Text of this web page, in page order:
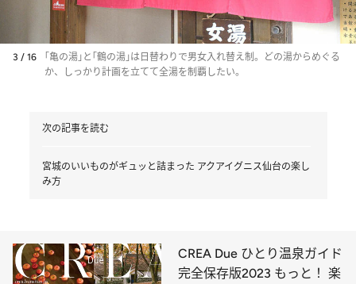
3 / 16
｢亀の湯｣と｢鶴の湯｣は日替わりで男女入れ替え制。どの湯からめぐる
か、しっかり計画を立てて全湯を制覇したい。
次の記事を読む
宮城のいいものがギュッと詰まった アクアイグニス仙台の楽し
み方
CREA Due ひとり温泉ガイド
完全保存版2023 もっと！ 楽